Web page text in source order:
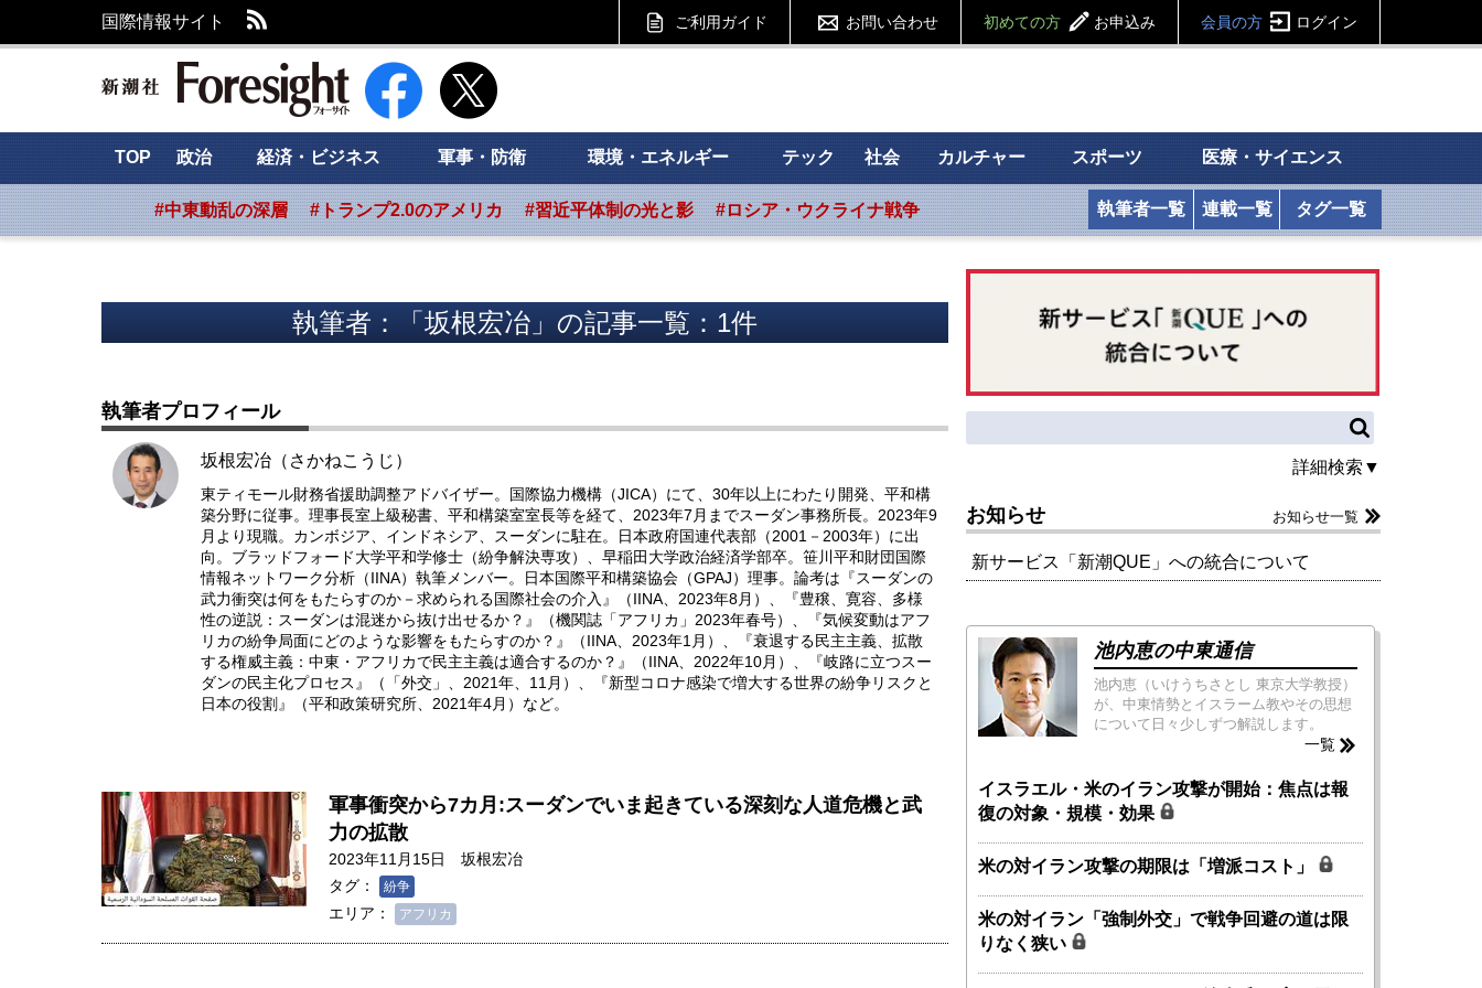
国際情報サイト ご利用ガイド お問い合わせ 初めての方 お申込み 会員の方 ログイン
新潮社 Foresight フォーサイト
TOP 政治 経済・ビジネス 軍事・防衛 環境・エネルギー テック 社会 カルチャー スポーツ 医療・サイエンス
#中東動乱の深層 #トランプ2.0のアメリカ #習近平体制の光と影 #ロシア・ウクライナ戦争 執筆者一覧 連載一覧 タグ一覧
執筆者：「坂根宏冶」の記事一覧：1件
執筆者プロフィール
坂根宏冶（さかねこうじ）
東ティモール財務省援助調整アドバイザー。国際協力機構（JICA）にて、30年以上にわたり開発、平和構
築分野に従事。理事長室上級秘書、平和構築室室長等を経て、2023年7月までスーダン事務所長。2023年9
月より現職。カンボジア、インドネシア、スーダンに駐在。日本政府国連代表部（2001－2003年）に出
向。ブラッドフォード大学平和学修士（紛争解決専攻）、早稲田大学政治経済学部卒。笹川平和財団国際
情報ネットワーク分析（IINA）執筆メンバー。日本国際平和構築協会（GPAJ）理事。論考は『スーダンの
武力衝突は何をもたらすのか－求められる国際社会の介入』（IINA、2023年8月）、『豊穣、寛容、多様
性の逆説：スーダンは混迷から抜け出せるか？』（機関誌「アフリカ」2023年春号）、『気候変動はアフ
リカの紛争局面にどのような影響をもたらすのか？』（IINA、2023年1月）、『衰退する民主主義、拡散
する権威主義：中東・アフリカで民主主義は適合するのか？』（IINA、2022年10月）、『岐路に立つスー
ダンの民主化プロセス』（「外交」、2021年、11月）、『新型コロナ感染で増大する世界の紛争リスクと
日本の役割』（平和政策研究所、2021年4月）など。
軍事衝突から7カ月:スーダンでいま起きている深刻な人道危機と武
力の拡散
2023年11月15日
坂根宏冶
タグ：
紛争
エリア： アフリカ
詳細検索▼
お知らせ お知らせ一覧
新サービス「新潮QUE」への統合について
池内恵の中東通信
池内恵（いけうちさとし 東京大学教授）
が、中東情勢とイスラーム教やその思想
について日々少しずつ解説します。
一覧
イスラエル・米のイラン攻撃が開始：焦点は報
復の対象・規模・効果
米の対イラン攻撃の期限は「増派コスト」
米の対イラン「強制外交」で戦争回避の道は限
りなく狭い